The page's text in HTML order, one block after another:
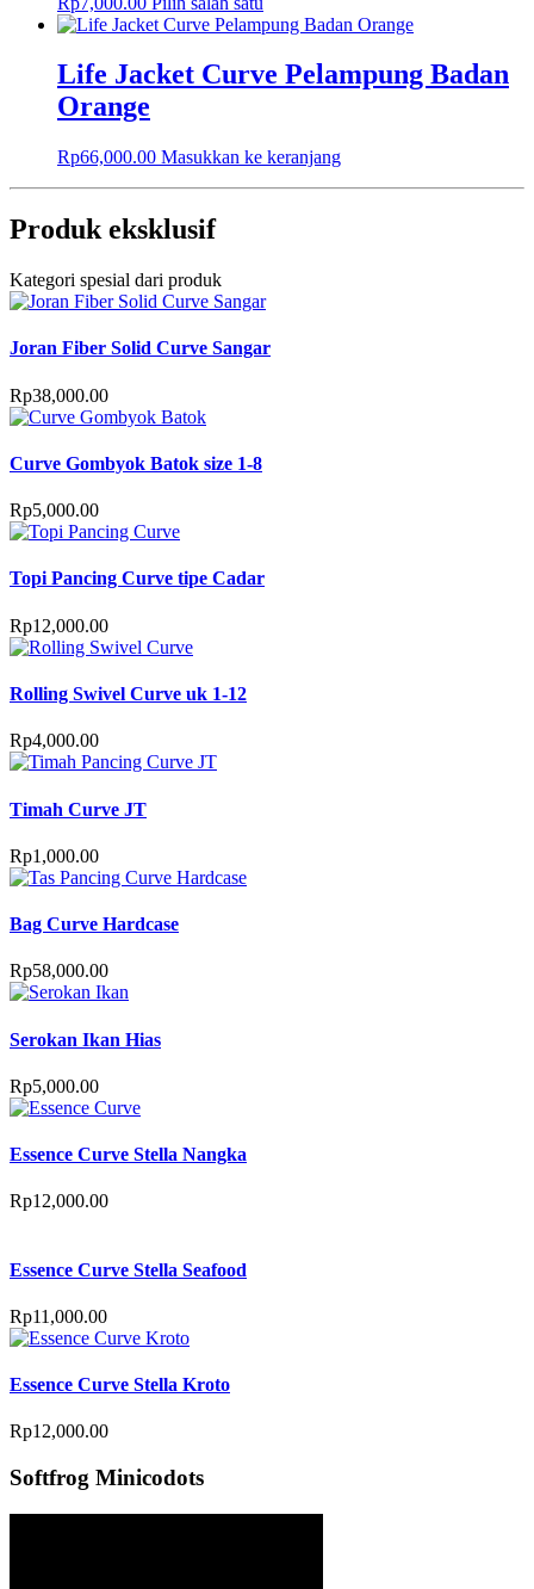
Life Jacket Curve Pelampung Badan
Orange
Rp66,000.00 Masukkan ke keranjang
Produk eksklusif
Kategori spesial dari produk
Joran Fiber Solid Curve Sangar
Rp38,000.00
Curve Gombyok Batok size 1-8
Rp5,000.00
Topi Pancing Curve tipe Cadar
Rp12,000.00
Rolling Swivel Curve uk 1-12
Rp4,000.00
Timah Curve JT
Rp1,000.00
Bag Curve Hardcase
Rp58,000.00
Serokan Ikan Hias
Rp5,000.00
Essence Curve Stella Nangka
Rp12,000.00
Essence Curve Stella Seafood
Rp11,000.00
Essence Curve Stella Kroto
Rp12,000.00
Softfrog Minicodots